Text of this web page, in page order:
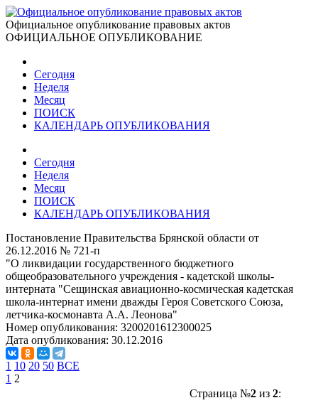
Официальное опубликование правовых актов
ОФИЦИАЛЬНОЕ ОПУБЛИКОВАНИЕ
Сегодня
Неделя
Месяц
ПОИСК
КАЛЕНДАРЬ ОПУБЛИКОВАНИЯ
Сегодня
Неделя
Месяц
ПОИСК
КАЛЕНДАРЬ ОПУБЛИКОВАНИЯ
Постановление Правительства Брянской области от
26.12.2016 № 721-п
"О ликвидации государственного бюджетного
общеобразовательного учреждения - кадетской школы-
интерната "Сещинская авиационно-космическая кадетская
школа-интернат имени дважды Героя Советского Союза,
летчика-космонавта А.А. Леонова"
Номер опубликования: 3200201612300025
Дата опубликования: 30.12.2016
1 10 20 50 ВСЕ
1 2
Страница №2из 2: